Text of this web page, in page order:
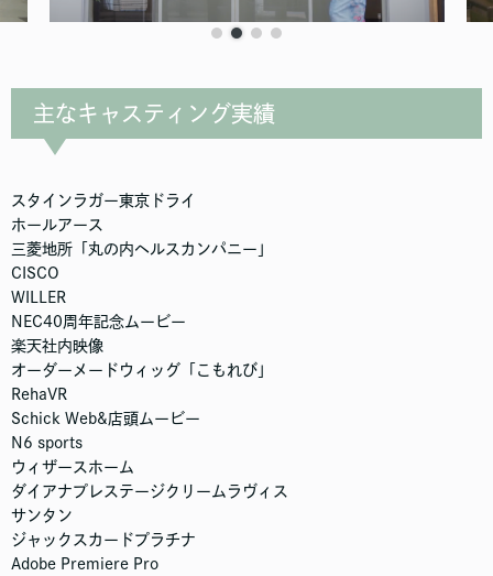
主なキャスティング実績
スタインラガー東京ドライ
ホールアース
三菱地所「丸の内ヘルスカンパニー」
CISCO
WILLER
NEC40周年記念ムービー
楽天社内映像
オーダーメードウィッグ「こもれび」
RehaVR
Schick Web&店頭ムービー
N6 sports
ウィザースホーム
ダイアナプレステージクリームラヴィス
サンタン
ジャックスカードプラチナ
Adobe Premiere Pro